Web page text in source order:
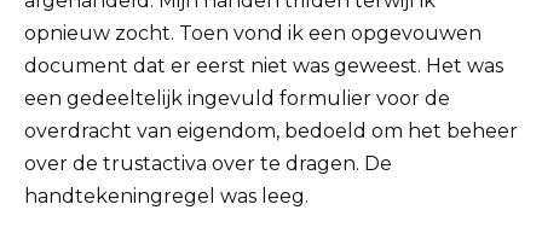
opnieuw zocht. Toen vond ik een opgevouwen
document dat er eerst niet was geweest. Het was
een gedeeltelijk ingevuld formulier voor de
overdracht van eigendom, bedoeld om het beheer
over de trustactiva over te dragen. De
handtekeningregel was leeg.